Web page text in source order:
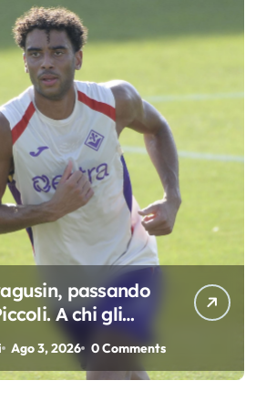
passando
A chi gli
Ago 3, 2026 0 Comments